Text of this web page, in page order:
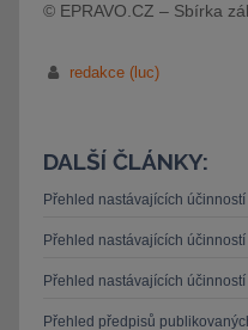
© EPRAVO.CZ – Sbírka
redakce (luc)
DALŠÍ ČLÁNKY:
Přehled nastávajících
Přehled nastávajících
Přehled nastávajících
Přehled předpisů